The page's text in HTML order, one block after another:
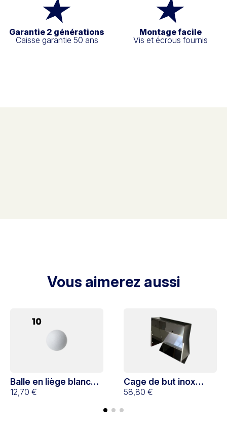
Garantie 2 générations
Caisse garantie 50 ans
Montage facile
Vis et écrous fournis
Vous aimerez aussi
Balle en liège blanche
x10
12,70 €
Cage de but inox
Home, Star et Club
58,80 €